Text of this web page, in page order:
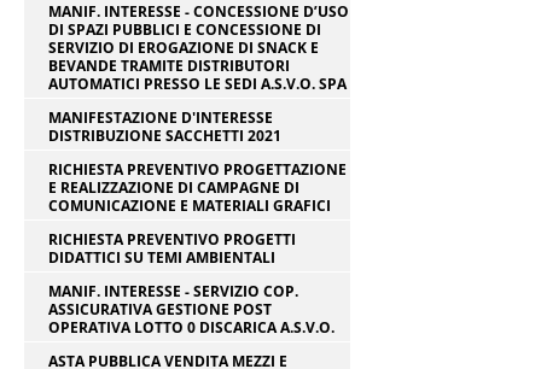
MANIF. INTERESSE - CONCESSIONE D’USO
DI SPAZI PUBBLICI E CONCESSIONE DI
SERVIZIO DI EROGAZIONE DI SNACK E
BEVANDE TRAMITE DISTRIBUTORI
AUTOMATICI PRESSO LE SEDI A.S.V.O. SPA
MANIFESTAZIONE D'INTERESSE
DISTRIBUZIONE SACCHETTI 2021
RICHIESTA PREVENTIVO PROGETTAZIONE
E REALIZZAZIONE DI CAMPAGNE DI
COMUNICAZIONE E MATERIALI GRAFICI
RICHIESTA PREVENTIVO PROGETTI
DIDATTICI SU TEMI AMBIENTALI
MANIF. INTERESSE - SERVIZIO COP.
ASSICURATIVA GESTIONE POST
OPERATIVA LOTTO 0 DISCARICA A.S.V.O.
ASTA PUBBLICA VENDITA MEZZI E